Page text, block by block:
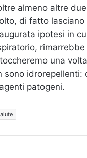
almeno altre
di fatto
ipotesi in
rimarrebbe
una
sono idrorepellenti:
patogeni.